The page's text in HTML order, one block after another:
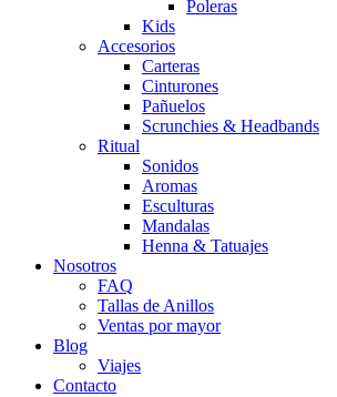
Poleras
Kids
Accesorios
Carteras
Cinturones
Pañuelos
Scrunchies & Headbands
Ritual
Sonidos
Aromas
Esculturas
Mandalas
Henna & Tatuajes
Nosotros
FAQ
Tallas de Anillos
Ventas por mayor
Blog
Viajes
Contacto